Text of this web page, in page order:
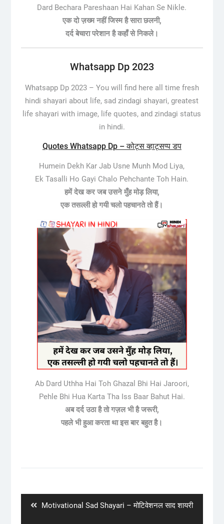
Dard Bechara Pareshaan Hai Kahan Se Nikle.
एक दो ज़ख्म नहीं जिस्म है सारा छलनी,
दर्द बेचारा परेशान है कहाँ से निकले।
Whatsapp Dp 2023
Whatsapp Dp 2023 – You will find here all time fresh
hindi shayari about life, sad zindagi shayari, greatest
life shayari with image, life quotes, and zindagi status
in hindi.
Quotes Whatsapp Dp – कोट्स व्हाट्सप्प डप
Humein Dekh Kar Jab Usne Munh Mod Liya,
Ek Tasalli Ho Gayi Chalo Pehchante Toh Hain.
हमें देख कर जब उसने मुँह मोड़ लिया,
एक तसल्ली हो गयी चलो पहचानते तो हैं।
Ab Dard Uthha Hai Toh Ghazal Bhi Hai Jaroori,
Pehle Bhi Hua Karta Tha Iss Baar Bahut Hai.
अब दर्द उठा है तो गज़ल भी है जरूरी,
पहले भी हुआ करता था इस बार बहुत है।
Previous
Motivational Sad Shayari – मोटिवेशनल साद शायरी